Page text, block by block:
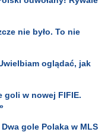
nie było. To nie
oglądać, jak
goli w nowej FIFIE.
gole Polaka w MLS